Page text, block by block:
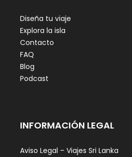
Diseña tu viaje
Explora la isla
Contacto
FAQ
Blog
Podcast
INFORMACIÓN LEGAL
Aviso Legal – Viajes Sri Lanka